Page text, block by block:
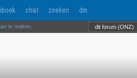
chat zoeken dm
te maken